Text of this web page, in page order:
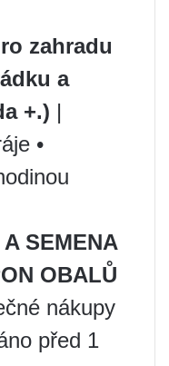
zahradu
a
+.) |
•
SEMENA
OBALŮ
nákupy
před 1